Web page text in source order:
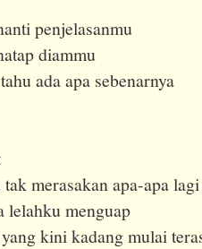
penjelasanmu
diammu
ada apa sebenarnya
merasakan apa-apa
lelahku menguap
kini kadang mulai